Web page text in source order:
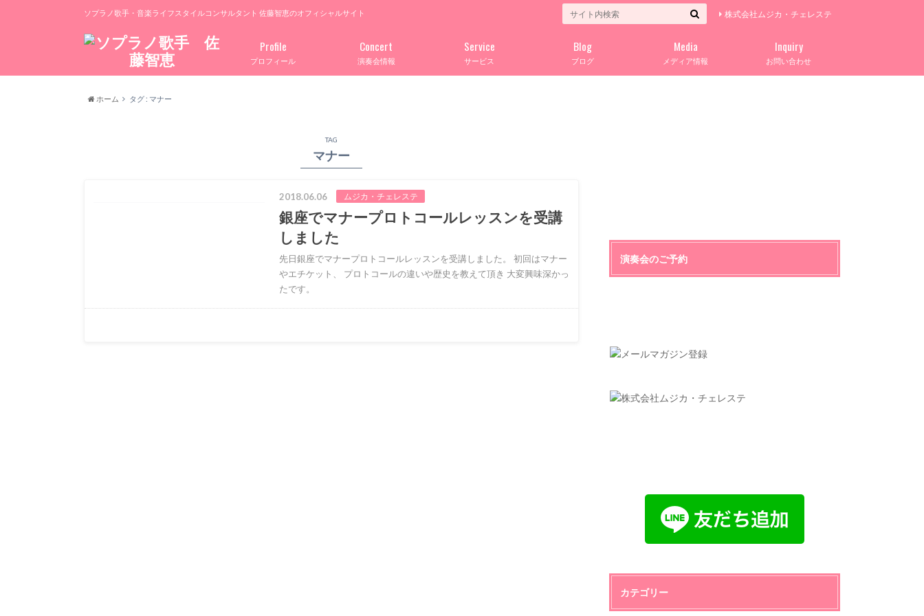
ソプラノ歌手・音楽ライフスタイルコンサルタント 佐藤智恵のオフィシャルサイト 株式会社ムジカ・チェレステ
プロフィール
Profile
演奏会情報
Concert
サービス
Service
ブログ
Blog
メディア情報
Media
お問い合わせ
Inquiry
ホーム タグ : マナー
TAG
マナー
2018.06.06 ムジカ・チェレステ
銀座でマナープロトコールレッスンを受講
しました
先日銀座でマナープロトコールレッスンを受講しました。 初回はマナー
やエチケット、 プロトコールの違いや歴史を教えて頂き 大変興味深かっ
たです。
演奏会のご予約
カテゴリー